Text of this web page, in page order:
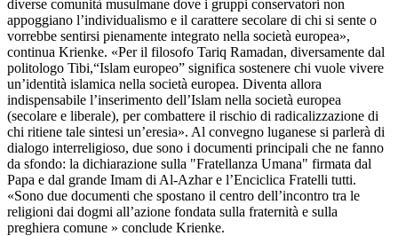
diverse comunità musulmane dove i gruppi conservatori non
appoggiano l’individualismo e il carattere secolare di chi si sente o
vorrebbe sentirsi pienamente integrato nella società europea»,
continua Krienke. «Per il filosofo Tariq Ramadan, diversamente dal
politologo Tibi,“Islam europeo” significa sostenere chi vuole vivere
un’identità islamica nella società europea. Diventa allora
indispensabile l’inserimento dell’Islam nella società europea
(secolare e liberale), per combattere il rischio di radicalizzazione di
chi ritiene tale sintesi un’eresia». Al convegno luganese si parlerà di
dialogo interreligioso, due sono i documenti principali che ne fanno
da sfondo: la dichiarazione sulla "Fratellanza Umana" firmata dal
Papa e dal grande Imam di Al-Azhar e l’Enciclica Fratelli tutti.
«Sono due documenti che spostano il centro dell’incontro tra le
religioni dai dogmi all’azione fondata sulla fraternità e sulla
preghiera comune » conclude Krienke.